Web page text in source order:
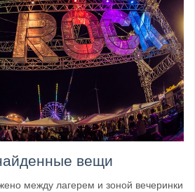
вещи
между лагерем и зоной вечеринки